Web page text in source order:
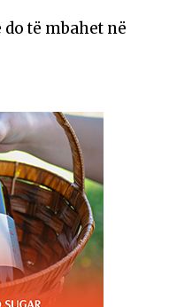
të mbahet në